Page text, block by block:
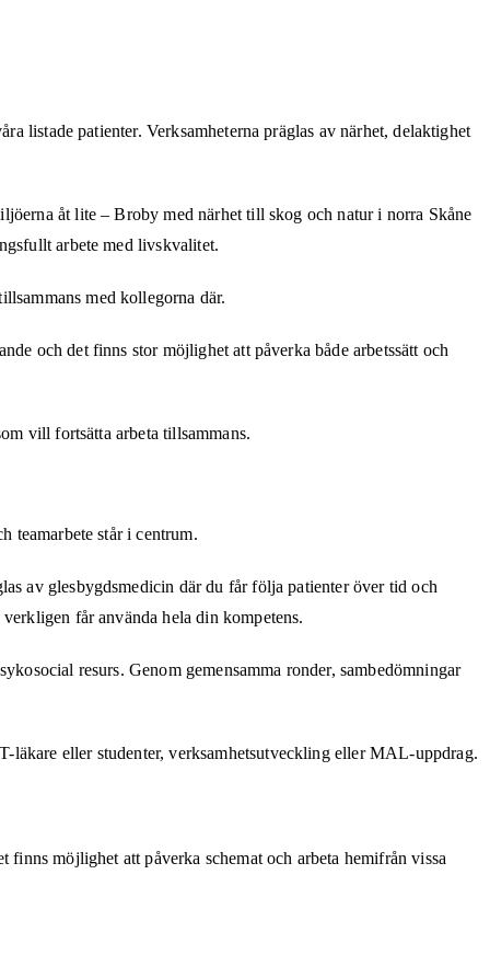
listade patienter. Verksamheterna präglas av närhet, delaktighet
åt lite – Broby med närhet till skog och natur i norra Skåne
arbete med livskvalitet.
med kollegorna där.
och det finns stor möjlighet att påverka både arbetssätt och
vill fortsätta arbeta tillsammans.
teamarbete står i centrum.
av glesbygdsmedicin där du får följa patienter över tid och
får använda hela din kompetens.
resurs. Genom gemensamma ronder, sambedömningar
läkare eller studenter, verksamhetsutveckling eller MAL-uppdrag.
möjlighet att påverka schemat och arbeta hemifrån vissa